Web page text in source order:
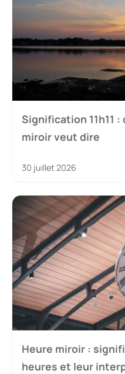
Signification 11h11
miroir veut dire
30 juillet 2026
Heure miroir :
heures et leur